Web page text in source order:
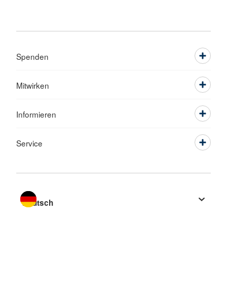
Spenden
Mitwirken
Informieren
Service
Sprache wechseln zu